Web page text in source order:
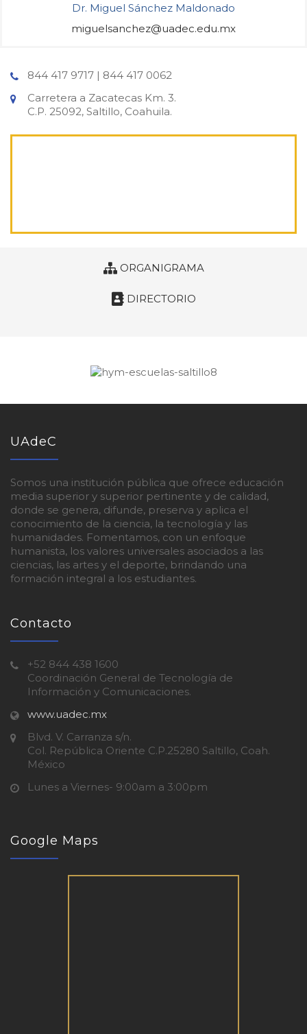
Dr. Miguel Sánchez Maldonado
miguelsanchez@uadec.edu.mx
844 417 9717 | 844 417 0062
Carretera a Zacatecas Km. 3.
C.P. 25092, Saltillo, Coahuila.
ORGANIGRAMA
DIRECTORIO
UAdeC
Somos una institución pública que ofrece educación
media superior y superior pertinente y de calidad,
donde se genera, difunde, preserva y aplica el
conocimiento de la ciencia, la tecnología y las
humanidades. Fomentamos, con un enfoque
humanista, los valores universales asociados a las
ciencias, las artes y el deporte, brindando una
formación integral a los estudiantes.
Contacto
+52 844 438 1600
Coordinación General de Tecnología de
Información y Comunicaciones.
www.uadec.mx
Blvd. V. Carranza s/n.
Col. República Oriente C.P.25280 Saltillo, Coah.
México
Lunes a Viernes- 9:00am a 3:00pm
Google Maps